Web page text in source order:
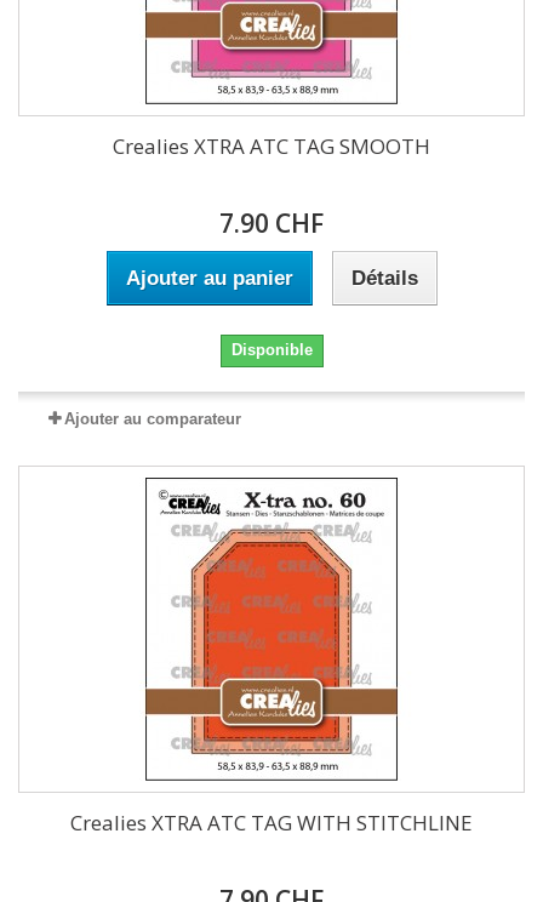
Crealies XTRA ATC TAG SMOOTH
7.90 CHF
Ajouter au panier Détails
Disponible
Ajouter au comparateur
Crealies XTRA ATC TAG WITH STITCHLINE